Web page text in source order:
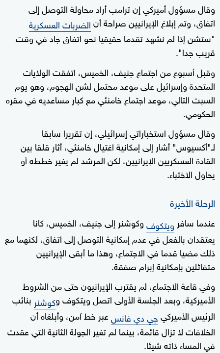
وقال مسؤول أميركي إن ترامب أراد محاولة التوصل إلى
اتفاق، وتم إبلاغ الإيرانيين صراحة أنالضربات العسكرية
"ستشن إذا لم نشهد تقدما حقيقيا نحو اتفاق جاد في وقت
قريب جدا".
وقبل أسبوع من اجتماع جنيف، الخميس، اتفقت الولايات
المتحدة وإسرائيل على موعد محتمل لشن الهجوم، وهو يوم
السبت التالي، موعد اجتماع خامنئي مع كبار مساعديه في مقره
الحكومي.
وقال مسؤول استخباراتي إسرائيلي، إن تقريرا سابقا
لـ"أكسيوس" أشار إلى إمكانية اغتيال خامنئي، أثار قلقا بين
القادة العسكريين الإيرانيين، لكن المرشد لم يغير خططه أو
يحاول الاختباء.
الرحلة الأخيرة
عندما سافر ويتكوفوكوشنر إلى جنيف، الخميس، كانا
يعتقدان بالفعل في عدم إمكانية التوصل إلى اتفاق، لكنهما مع
ذلك مضيا قدما في الاجتماع، وهذا ما أبقى الإيرانيين
متفائلين بإمكانية إبرام صفقة.
وفي قاعة الاجتماع، لم يقترب الإيرانيون حتى من الشروط
الأميركية، وبعد الجلسة الأولى اتصل ويتكوف وكوشنر بنائب
الرئيس الأميركيجي دي فانسعبر خط آمن، وأبلغاه أن
الخلافات لا تزال قائمة، بينما لم تغير الجولة الثانية التي عقدت
في المساء ذاته شيئا.